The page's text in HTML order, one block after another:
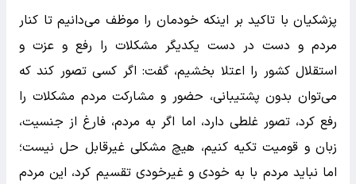
پزشکیان با تاکید بر اینکه خودمان را موظف می‌دانیم تا کنار
مردم و دست در دست یکدیگر مشکلات را رفع و عزت و
استقلال کشور را اعتلا بخشیم، گفت: اگر کسی تصور کند که
می‌توان بدون پشتیبانی، حضور و مشارکت مردم مشکلات را
رفع کرد، تصور غلطی دارد، اما اگر به مردم، فارغ از جنسیت،
زبان و قومیت تکیه کنیم، هیچ مشکلی غیرقابل حل نیست؛
اما نباید مردم با به خودی و غیرخودی تقسیم کرد، این مردم